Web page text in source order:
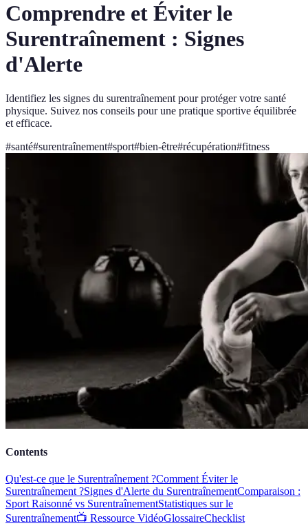
Comprendre et Éviter le
Surentraînement : Signes
d'Alerte
Identifiez les signes du surentraînement pour protéger votre santé
physique. Suivez nos conseils pour une pratique sportive équilibrée
et efficace.
#santé#surentraînement#sport#bien-être#récupération#fitness
Contents
Qu'est-ce que le Surentraînement ?Comment Éviter le
Surentraînement ?Signes d'Alerte du SurentraînementComparaison :
Sport Raisonné vs SurentraînementStatistiques sur le
Surentraînement📺 Ressource VidéoGlossaireChecklist